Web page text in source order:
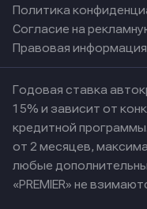
Политика
Согласие на
Правовая информация
Годовая ставка
15% и зависит от
кредитной
от 2 месяцев,
любые
«PREMIER» не